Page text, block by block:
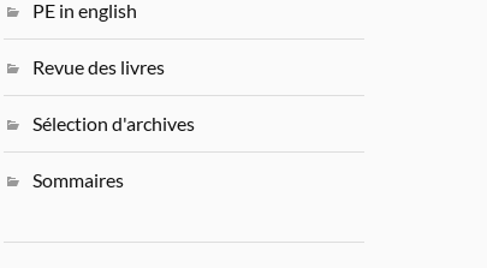
PE in english
Revue des livres
Sélection d'archives
Sommaires